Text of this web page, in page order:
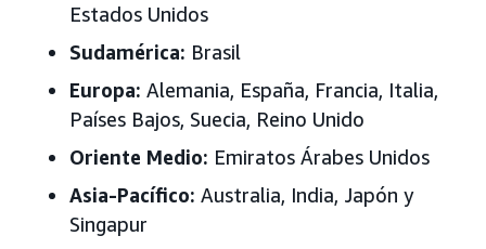
Estados Unidos
Sudamérica: Brasil
Europa: Alemania, España, Francia, Italia,
Países Bajos, Suecia, Reino Unido
Oriente Medio: Emiratos Árabes Unidos
Asia-Pacífico: Australia, India, Japón y
Singapur